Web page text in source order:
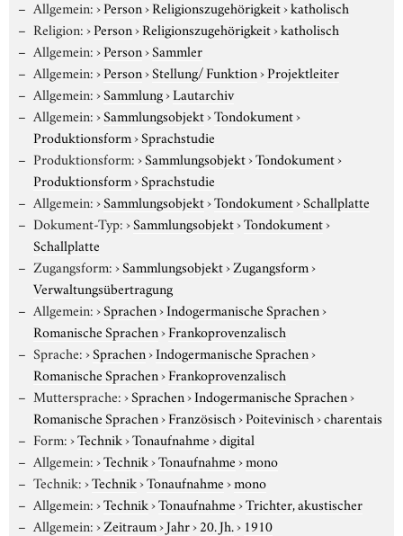
Allgemein:›Person›Religionszugehörigkeit›katholisch
Religion:›Person›Religionszugehörigkeit›katholisch
Allgemein:›Person›Sammler
Allgemein:›Person›Stellung/ Funktion›Projektleiter
Allgemein:›Sammlung›Lautarchiv
Allgemein:›Sammlungsobjekt›Tondokument›
Produktionsform›Sprachstudie
Produktionsform:›Sammlungsobjekt›Tondokument›
Produktionsform›Sprachstudie
Allgemein:›Sammlungsobjekt›Tondokument›Schallplatte
Dokument-Typ:›Sammlungsobjekt›Tondokument›
Schallplatte
Zugangsform:›Sammlungsobjekt›Zugangsform›
Verwaltungsübertragung
Allgemein:›Sprachen›Indogermanische Sprachen›
Romanische Sprachen›Frankoprovenzalisch
Sprache:›Sprachen›Indogermanische Sprachen›
Romanische Sprachen›Frankoprovenzalisch
Muttersprache:›Sprachen›Indogermanische Sprachen›
Romanische Sprachen›Französisch›Poitevinisch›charentais
Form:›Technik›Tonaufnahme›digital
Allgemein:›Technik›Tonaufnahme›mono
Technik:›Technik›Tonaufnahme›mono
Allgemein:›Technik›Tonaufnahme›Trichter, akustischer
Allgemein:›Zeitraum›Jahr›20. Jh.› 1910